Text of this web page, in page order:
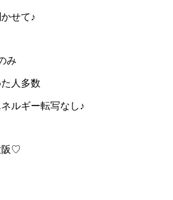
せて♪
み
人多数
ルギー転写なし♪
阪♡